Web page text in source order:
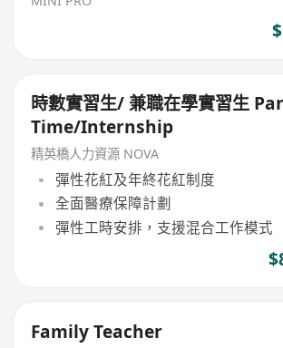
時數實習生/ 兼職在學實習生
Time/Internship
精英橋人力資源 NOVA
彈性花紅及年終花紅制度
全面醫療保障計劃
彈性工時安排，支援混合工作模式
Family Teacher